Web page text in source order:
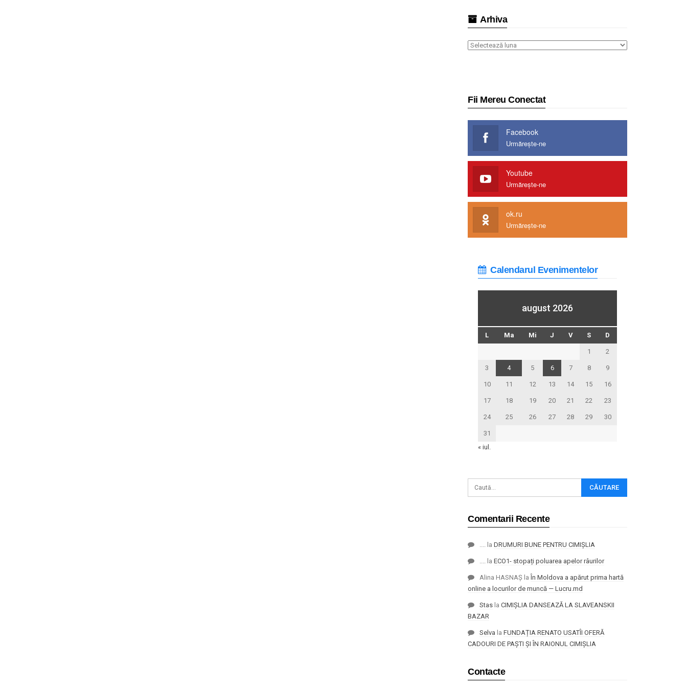
Arhiva
Arhiva
Fii Mereu Conectat
Facebook
Urmărește-ne
Youtube
Urmărește-ne
ok.ru
Urmărește-ne
Calendarul Evenimentelor
august 2026
L Ma Mi J V S D
1 2
3 4 5 6 7 8 9
10 11 12 13 14 15 16
17 18 19 20 21 22 23
24 25 26 27 28 29 30
31
« iul.
Comentarii Recente
la DRUMURI BUNE PENTRU CIMIȘLIA
la ECO1- stopați poluarea apelor râurilor
Alina HASNAȘ la În Moldova a apărut prima hartă
online a locurilor de muncă — Lucru.md
Stas la CIMIȘLIA DANSEAZĂ LA SLAVEANSKII
BAZAR
Selva la FUNDAȚIA RENATO USATÎI OFERĂ
CADOURI DE PAȘTI ȘI ÎN RAIONUL CIMIȘLIA
Contacte